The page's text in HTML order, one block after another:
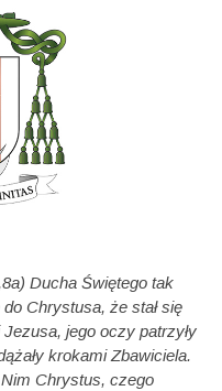
Ducha Świętego tak
Chrystusa, że stał się
Jezusa, jego oczy patrzyły
krokami Zbawiciela.
Nim Chrystus, czego